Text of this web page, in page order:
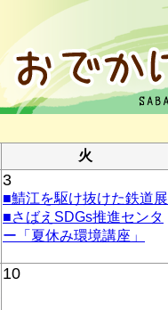
火
3
■鯖江を駆け抜けた鉄道展
■さばえSDGs推進センタ
ー「夏休み環境講座」
10